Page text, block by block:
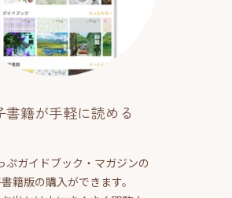
書籍が手軽に読める
ぷガイドブック・マガジンの
籍版の購入ができます。